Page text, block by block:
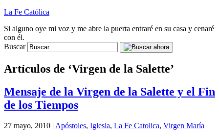
La Fe Católica
Si alguno oye mi voz y me abre la puerta entraré en su casa y cenaré
con él.
Buscar
Artículos de ‘Virgen de la Salette’
Mensaje de la Virgen de la Salette y el Fin
de los Tiempos
27 mayo, 2010 | Apóstoles, Iglesia, La Fe Catolica, Virgen María